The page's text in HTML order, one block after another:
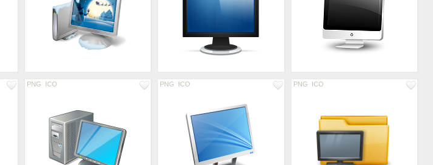
PNG ICO PNG ICO PNG ICO